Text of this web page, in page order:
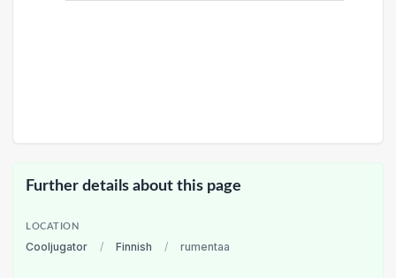
Further details about this page
LOCATION
Cooljugator / Finnish / rumentaa